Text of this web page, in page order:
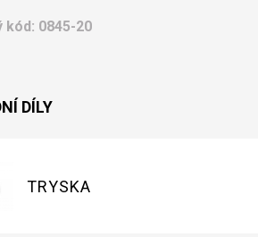
kód: 0845-20
DÍLY
TRYSKA